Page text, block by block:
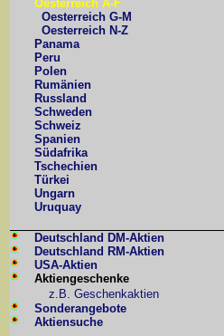
Oesterreich A-F
Oesterreich G-M
Oesterreich N-Z
Panama
Peru
Polen
Rumänien
Russland
Schweden
Schweiz
Spanien
Südafrika
Tschechien
Türkei
Ungarn
Uruquay
Deutschland DM-Aktien
Deutschland RM-Aktien
USA-Aktien
Aktiengeschenke
z.B. Geschenkaktien
Sonderangebote
Aktiensuche